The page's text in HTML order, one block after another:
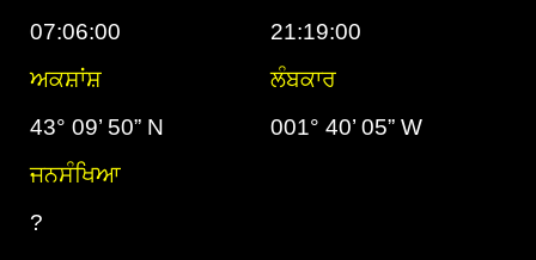
07:06:00
21:19:00
ਅਕਸ਼ਾਂਸ਼
ਲੰਬਕਾਰ
43° 09’ 50” N
001° 40’ 05” W
ਜਨਸੰਖਿਆ
?